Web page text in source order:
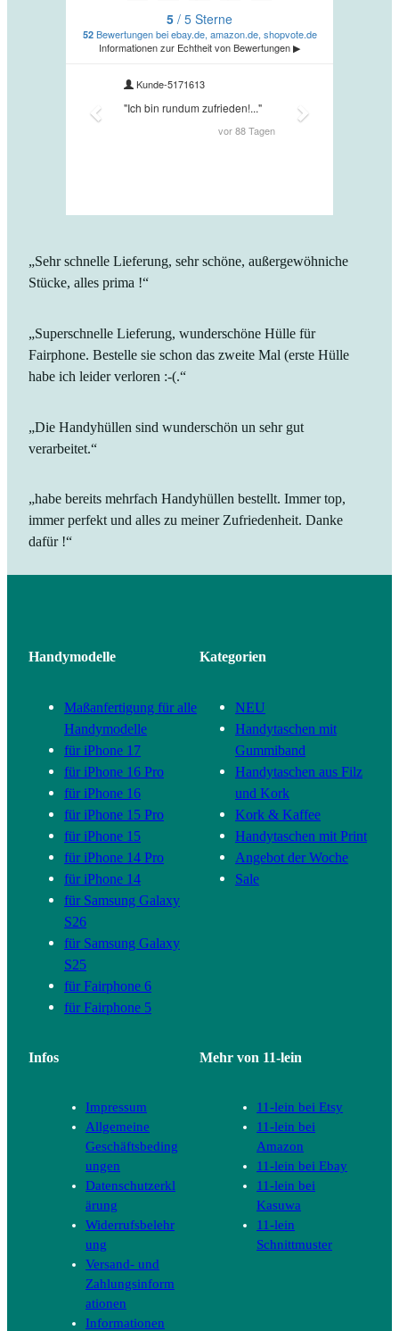
„Sehr schnelle Lieferung, sehr schöne, außergewöhniche
Stücke, alles prima !“
„Superschnelle Lieferung, wunderschöne Hülle für
Fairphone. Bestelle sie schon das zweite Mal (erste Hülle
habe ich leider verloren :-(.“
„Die Handyhüllen sind wunderschön un sehr gut
verarbeitet.“
„habe bereits mehrfach Handyhüllen bestellt. Immer top,
immer perfekt und alles zu meiner Zufriedenheit. Danke
dafür !“
Handymodelle
Maßanfertigung für alle
Handymodelle
für iPhone 17
für iPhone 16 Pro
für iPhone 16
für iPhone 15 Pro
für iPhone 15
für iPhone 14 Pro
für iPhone 14
für Samsung Galaxy
S26
für Samsung Galaxy
S25
für Fairphone 6
für Fairphone 5
Kategorien
NEU
Handytaschen mit
Gummiband
Handytaschen aus Filz
und Kork
Kork & Kaffee
Handytaschen mit Print
Angebot der Woche
Sale
Infos
Impressum
Allgemeine
Geschäftsbeding
ungen
Datenschutzerkl
ärung
Widerrufsbelehr
ung
Versand- und
Zahlungsinform
ationen
Informationen
Mehr von 11-lein
11-lein bei Etsy
11-lein bei
Amazon
11-lein bei Ebay
11-lein bei
Kasuwa
11-lein
Schnittmuster